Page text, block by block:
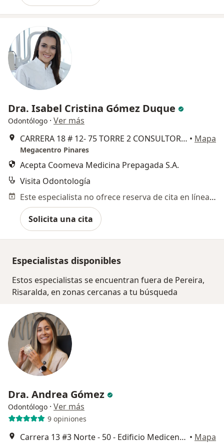
Dra. Isabel Cristina Gómez Duque
Odontólogo · Ver más
CARRERA 18 # 12- 75 TORRE 2 CONSULTORIO 602, Pereira • Mapa
Megacentro Pinares
Acepta Coomeva Medicina Prepagada S.A.
Visita Odontología
Este especialista no ofrece reserva de cita en línea en esta dirección.
Solicita una cita
Especialistas disponibles
Estos especialistas se encuentran fuera de Pereira,
Risaralda, en zonas cercanas a tu búsqueda
Dra. Andrea Gómez
Odontólogo · Ver más
9 opiniones
Carrera 13 #3 Norte - 50 - Edificio Medicentro Alcazar - Consul. 1003, Armenia • Mapa